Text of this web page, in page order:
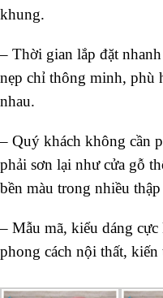
khung.
– Thời gian lắp đặt
nẹp chỉ thông minh, phù
nhau.
– Quý khách không cần
phải sơn lại như cửa gỗ
bền màu trong nhiều
– Mẫu mã, kiểu dáng
phong cách nội thất, kiến